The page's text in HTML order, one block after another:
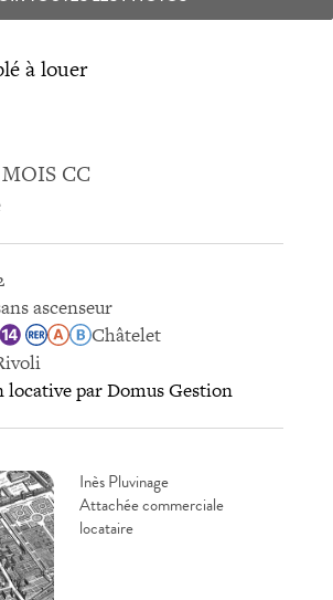
à louer
CC
ascenseur
Châtelet
locative par Domus Gestion
Inès Pluvinage
Attachée commerciale
locataire